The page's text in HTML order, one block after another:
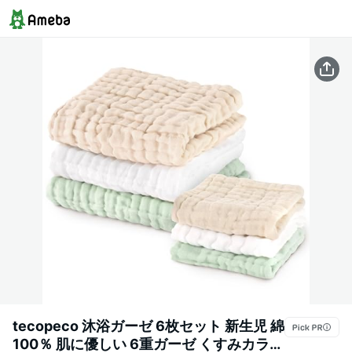
tecopeco 沐浴ガーゼ 6枚セット 新生児 綿
100％ 肌に優しい 6重ガーゼ くすみカラー